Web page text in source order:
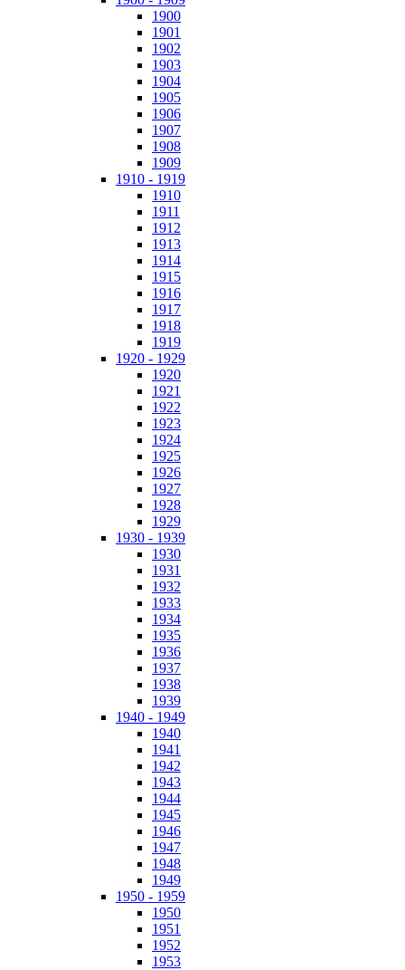
1900
1901
1902
1903
1904
1905
1906
1907
1908
1909
1910 - 1919
1910
1911
1912
1913
1914
1915
1916
1917
1918
1919
1920 - 1929
1920
1921
1922
1923
1924
1925
1926
1927
1928
1929
1930 - 1939
1930
1931
1932
1933
1934
1935
1936
1937
1938
1939
1940 - 1949
1940
1941
1942
1943
1944
1945
1946
1947
1948
1949
1950 - 1959
1950
1951
1952
1953